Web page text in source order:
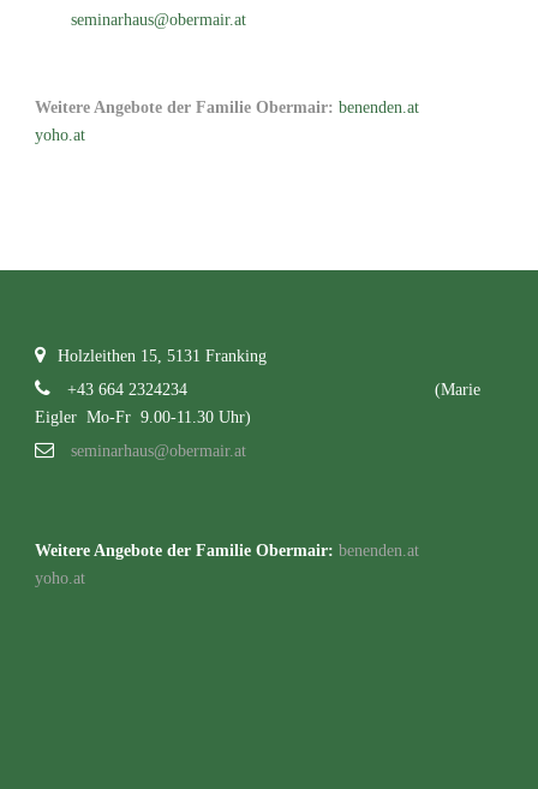
seminarhaus@obermair.at
Weitere Angebote der Familie Obermair: benenden.at
yoho.at
Holzleithen 15, 5131 Franking
+43 664 2324234
(Marie
Eigler Mo-Fr 9.00-11.30 Uhr)
seminarhaus@obermair.at
Weitere Angebote der Familie Obermair: benenden.at
yoho.at